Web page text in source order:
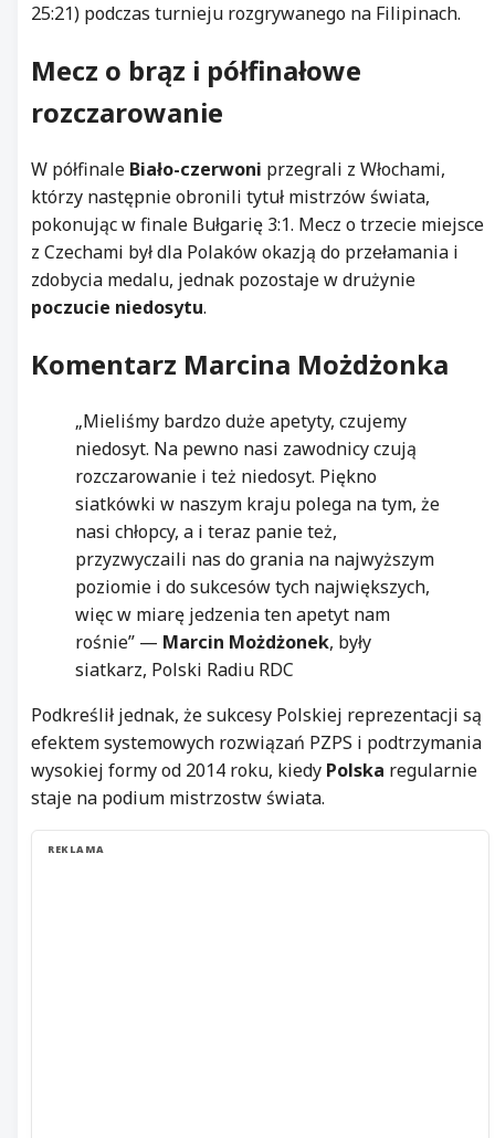
25:21) podczas turnieju rozgrywanego na Filipinach.
Mecz o brąz i półfinałowe
rozczarowanie
W półfinale Biało-czerwoni przegrali z Włochami,
którzy następnie obronili tytuł mistrzów świata,
pokonując w finale Bułgarię 3:1. Mecz o trzecie miejsce
z Czechami był dla Polaków okazją do przełamania i
zdobycia medalu, jednak pozostaje w drużynie
poczucie niedosytu.
Komentarz Marcina Możdżonka
„Mieliśmy bardzo duże apetyty, czujemy
niedosyt. Na pewno nasi zawodnicy czują
rozczarowanie i też niedosyt. Piękno
siatkówki w naszym kraju polega na tym, że
nasi chłopcy, a i teraz panie też,
przyzwyczaili nas do grania na najwyższym
poziomie i do sukcesów tych największych,
więc w miarę jedzenia ten apetyt nam
rośnie” — Marcin Możdżonek, były
siatkarz, Polski Radiu RDC
Podkreślił jednak, że sukcesy Polskiej reprezentacji są
efektem systemowych rozwiązań PZPS i podtrzymania
wysokiej formy od 2014 roku, kiedy Polska regularnie
staje na podium mistrzostw świata.
REKLAMA